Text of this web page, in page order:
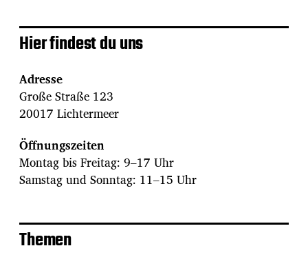
Hier findest du uns
Adresse
Große Straße 123
20017 Lichtermeer
Öffnungszeiten
Montag bis Freitag: 9–17 Uhr
Samstag und Sonntag: 11–15 Uhr
Themen